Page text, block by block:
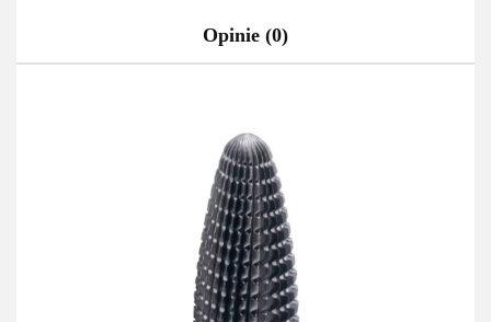
Opinie (0)